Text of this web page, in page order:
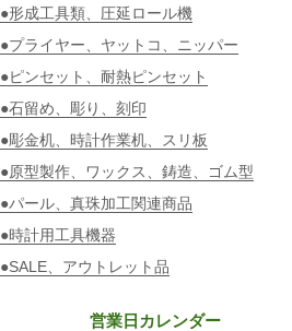
●形成工具類、圧延ロール機
●プライヤー、ヤットコ、ニッパー
●ピンセット、耐熱ピンセット
●石留め、彫り、刻印
●彫金机、時計作業机、スリ板
●原型製作、ワックス、鋳造、ゴム型
●パール、真珠加工関連商品
●時計用工具機器
●SALE、アウトレット品
営業日カレンダー